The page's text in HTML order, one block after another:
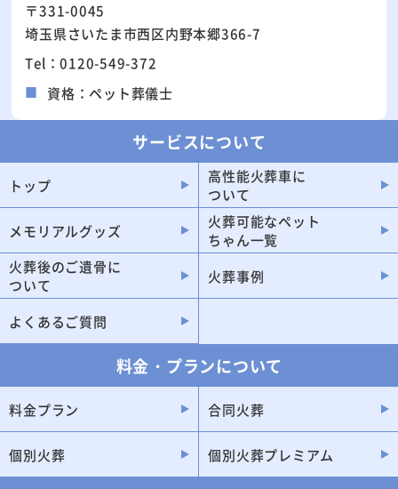
さいたま市岩槻区
さいたま市桜区
さいたま市西区
所沢市
上尾市
春日部市
熊谷市
久喜市
狭山市
朝霞市
戸田市
入間市
深谷市
鴻巣市
富士見市
加須市
八潮市
東松山市
和光市
〒331-0045
埼玉県さいたま市西区内野本郷366-7
Tel：0120-549-372
資格：ペット葬儀士
サービスについて
トップ
高性能火葬車に
ついて
メモリアルグッズ
火葬可能なペット
ちゃん一覧
火葬後のご遺骨に
ついて
火葬事例
よくあるご質問
料金・プランについて
料金プラン 合同火葬
個別火葬 個別火葬プレミアム